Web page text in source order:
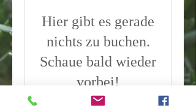
Hier gibt es gerade
nichts zu buchen.
Schaue bald wieder
vorbei!